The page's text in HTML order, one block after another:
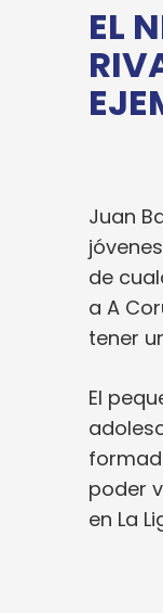
EL
Juan
de
a A
tener
El
poder
en La